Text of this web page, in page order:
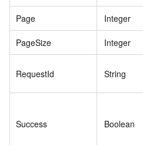
Page Integer
PageSize Integer
RequestId String
Success Boolean